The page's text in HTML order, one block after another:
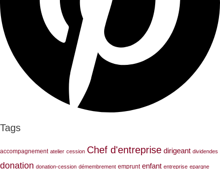
Tags
accompagnement atelier cession Chef d'entreprise dirigeant dividendes
donation donation-cession démembrement emprunt enfant entreprise epargne